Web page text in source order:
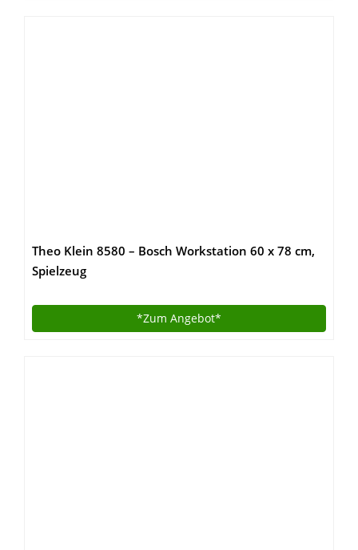
Theo Klein 8580 – Bosch Workstation 60 x 78 cm,
Spielzeug
*Zum Angebot*